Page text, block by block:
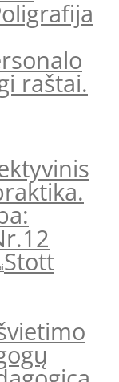
raštai.
Stott